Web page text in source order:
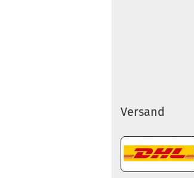
Versand